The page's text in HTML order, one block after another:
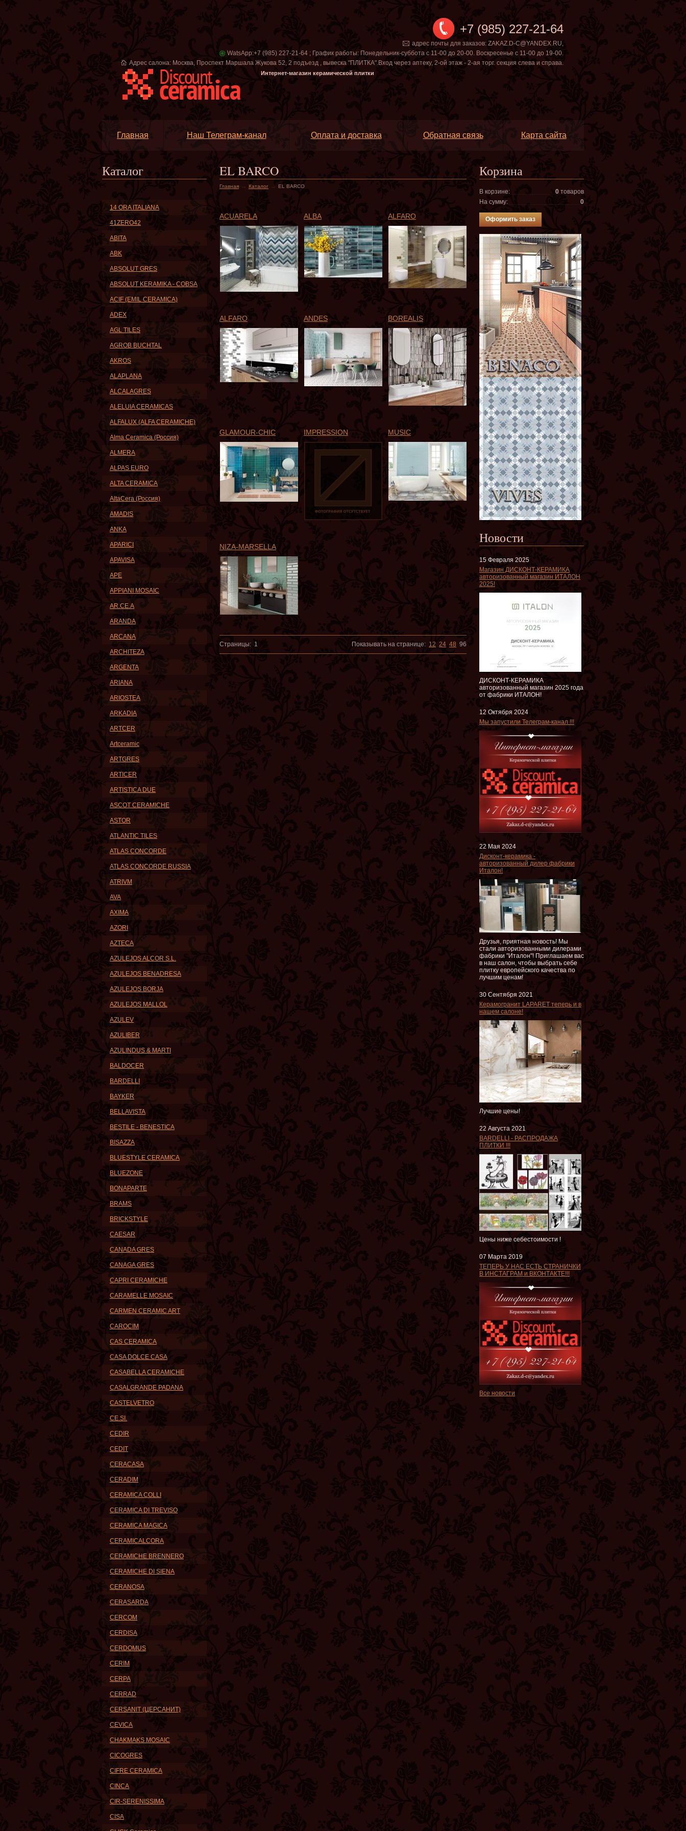
+7 (985) 227-21-64
адрес почты для заказов: ZAKAZ.D-C@YANDEX.RU,
WatsApp:+7 (985) 227-21-64 ; График работы: Понедельник-суббота с 11-00 до 20-00. Воскресенье с 11-00 до 19-00.
Адрес салона: Москва, Проспект Маршала Жукова 52, 2 подъезд , вывеска "ПЛИТКА".Вход через аптеку, 2-ой этаж - 2-ая торг. секция слева и справа.
Интернет-магазин керамической плитки
Главная Наш Телеграм-канал Оплата и доставка Обратная связь Карта сайта
EL BARCO
Главная → Каталог → EL BARCO
ACUARELA ALBA ALFARO
ALFARO ANDES BOREALIS
GLAMOUR-CHIC IMPRESSION MUSIC
NIZA-MARSELLA
Показывать на странице: 12 24 48 96
Страницы: 1
Каталог
14 ORA ITALIANA
41ZERO42
ABITA
ABK
ABSOLUT GRES
ABSOLUT KERAMIKA - COBSA
ACIF (EMIL CERAMICA)
ADEX
AGL TILES
AGROB BUCHTAL
AKROS
ALAPLANA
ALCALAGRES
ALELUIA CERAMICAS
ALFALUX (ALFA CERAMICHE)
Alma Ceramica (Россия)
ALMERA
ALPAS EURO
ALTA CERAMICA
AltaCera (Россия)
AMADIS
ANKA
APARICI
APAVISA
APE
APPIANI MOSAIC
AR.CE.A
ARANDA
ARCANA
ARCHITEZA
ARGENTA
ARIANA
ARIOSTEA
ARKADIA
ARTCER
Artceramic
ARTGRES
ARTICER
ARTISTICA DUE
ASCOT CERAMICHE
ASTOR
ATLANTIC TILES
ATLAS CONCORDE
ATLAS CONCORDE RUSSIA
ATRIVM
AVA
AXIMA
AZORI
AZTECA
AZULEJOS ALCOR S.L.
AZULEJOS BENADRESA
AZULEJOS BORJA
AZULEJOS MALLOL
AZULEV
AZULIBER
AZULINDUS & MARTI
BALDOCER
BARDELLI
BAYKER
BELLAVISTA
BESTILE - BENESTICA
BISAZZA
BLUESTYLE CERAMICA
BLUEZONE
BONAPARTE
BRAMS
BRICKSTYLE
CAESAR
CANADA GRES
CANAGA GRES
CAPRI CERAMICHE
CARAMELLE MOSAIC
CARMEN CERAMIC ART
CAROCIM
CAS CERAMICA
CASA DOLCE CASA
CASABELLA CERAMICHE
CASALGRANDE PADANA
CASTELVETRO
CE.SI.
CEDIR
CEDIT
CERACASA
CERADIM
CERAMICA COLLI
CERAMICA DI TREVISO
CERAMICA MAGICA
CERAMICALCORA
CERAMICHE BRENNERO
CERAMICHE DI SIENA
CERANOSA
CERASARDA
CERCOM
CERDISA
CERDOMUS
CERIM
CERPA
CERRAD
CERSANIT (ЦЕРСАНИТ)
CEVICA
CHAKMAKS MOSAIC
CICOGRES
CIFRE CERAMICA
CINCA
CIR-SERENISSIMA
CISA
Корзина
В корзине: 0 товарoв
На сумму:
0
Оформить заказ
Новости
15 Февраля 2025
Магазин ДИСКОНТ-КЕРАМИКА
авторизованный магазин ИТАЛОН
2025!
ДИСКОНТ-КЕРАМИКА
авторизованный магазин 2025 года
от фабрики ИТАЛОН!
12 Октября 2024
Мы запустили Телеграм-канал !!!
22 Мая 2024
Дисконт-керамика -
авторизованный дилер фабрики
Италон!
Друзья, приятная новость! Мы
стали авторизованными дилерами
фабрики "Италон"! Приглашаем вас
в наш салон, чтобы выбрать себе
плитку европейского качества по
лучшим ценам!
30 Сентября 2021
Керамогранит LAPARET теперь и в
нашем салоне!
Лучшие цены!
22 Августа 2021
BARDELLI - РАСПРОДАЖА
ПЛИТКИ !!!
Цены ниже себестоимости !
07 Марта 2019
ТЕПЕРЬ У НАС ЕСТЬ СТРАНИЧКИ
В ИНСТАГРАМ и ВКОНТАКТЕ!!!
Все новости